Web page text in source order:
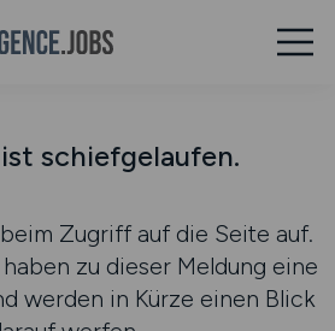
schiefgelaufen.
Zugriff auf die Seite auf.
zu dieser Meldung eine
werden in Kürze einen Blick